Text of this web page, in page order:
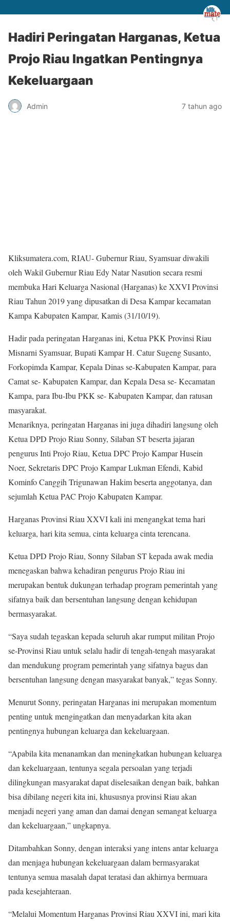
Hadiri Peringatan Harganas, Ketua
Projo Riau Ingatkan Pentingnya
Kekeluargaan
Admin 7 tahun ago
Kliksumatera.com, RIAU- Gubernur Riau, Syamsuar diwakili
oleh Wakil Gubernur Riau Edy Natar Nasution secara resmi
membuka Hari Keluarga Nasional (Harganas) ke XXVI Provinsi
Riau Tahun 2019 yang dipusatkan di Desa Kampar kecamatan
Kampa Kabupaten Kampar, Kamis (31/10/19).
Hadir pada peringatan Harganas ini, Ketua PKK Provinsi Riau
Misnarni Syamsuar, Bupati Kampar H. Catur Sugeng Susanto,
Forkopimda Kampar, Kepala Dinas se-Kabupaten Kampar, para
Camat se- Kabupaten Kampar, dan Kepala Desa se- Kecamatan
Kampa, para Ibu-Ibu PKK se- Kabupaten Kampar, dan ratusan
masyarakat.
Menariknya, peringatan Harganas ini juga dihadiri langsung oleh
Ketua DPD Projo Riau Sonny, Silaban ST beserta jajaran
pengurus Inti Projo Riau, Ketua DPC Projo Kampar Husein
Noer, Sekretaris DPC Projo Kampar Lukman Efendi, Kabid
Kominfo Canggih Trigunawan Hakim beserta anggotanya, dan
sejumlah Ketua PAC Projo Kabupaten Kampar.
Harganas Provinsi Riau XXVI kali ini mengangkat tema hari
keluarga, hari kita semua, cinta keluarga cinta terencana.
Ketua DPD Projo Riau, Sonny Silaban ST kepada awak media
menegaskan bahwa kehadiran pengurus Projo Riau ini
merupakan bentuk dukungan terhadap program pemerintah yang
sifatnya baik dan bersentuhan langsung dengan kehidupan
bermasyarakat.
“Saya sudah tegaskan kepada seluruh akar rumput militan Projo
se-Provinsi Riau untuk selalu hadir di tengah-tengah masyarakat
dan mendukung program pemerintah yang sifatnya bagus dan
bersentuhan langsung dengan masyarakat banyak,” tegas Sonny.
Menurut Sonny, peringatan Harganas ini merupakan momentum
penting untuk mengingatkan dan menyadarkan kita akan
pentingnya hubungan keluarga dan kekeluargaan.
“Apabila kita menanamkan dan meningkatkan hubungan keluarga
dan kekeluargaan, tentunya segala persoalan yang terjadi
dilingkungan masyarakat dapat diselesaikan dengan baik, bahkan
bisa dibilang negeri kita ini, khususnya provinsi Riau akan
menjadi negeri yang aman dan damai dengan semangat keluarga
dan kekeluargaan,” ungkapnya.
Ditambahkan Sonny, dengan interaksi yang intens antar keluarga
dan menjaga hubungan kekeluargaan dalam bermasyarakat
tentunya semua masalah dapat teratasi dan akhirnya bermuara
pada kesejahteraan.
“Melalui Momentum Harganas Provinsi Riau XXVI ini, mari kita